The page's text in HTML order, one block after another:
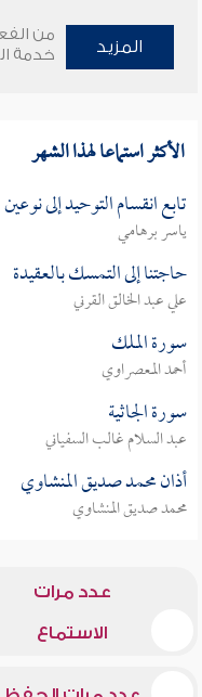
المزيد
من
خدمة
الأكثر استماعا لهذا الشهر
تابع انقسام التوحيد إلى نوعين
ياسر برهامي
حاجتنا إلى التمسك بالعقيدة
علي عبد الخالق القرني
سورة الملك
أحمد المعصراوي
سورة الجاثية
عبد السلام غالب السفياني
أذان محمد صديق المنشاوي
محمد صديق المنشاوي
عدد مرات
الاستماع